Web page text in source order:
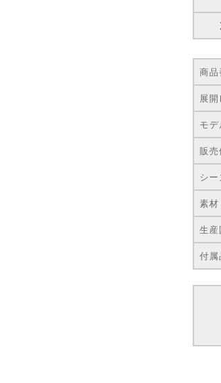
商品
展
モデ
販売
シー
素材
生産
付属